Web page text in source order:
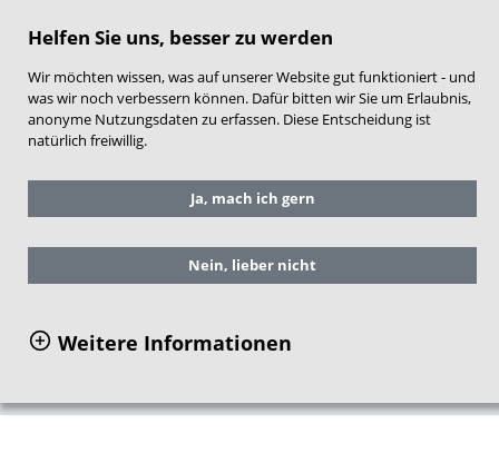
Helfen Sie uns, besser zu werden
Wir möchten wissen, was auf unserer Website gut funktioniert - und
was wir noch verbessern können. Dafür bitten wir Sie um Erlaubnis,
anonyme Nutzungsdaten zu erfassen. Diese Entscheidung ist
natürlich freiwillig.
Ja, mach ich gern
Nein, lieber nicht
Weitere Informationen
Sie befinden sich hier: Service
Arbeitshilfen für die Praxis
Inhalte und Aufbau
Bindung
Trösten und Beruhigen